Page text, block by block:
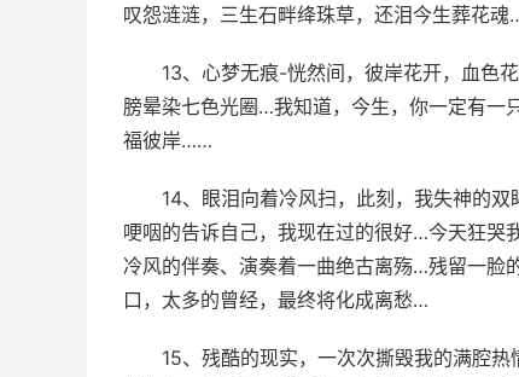
叹怨涟涟，三生石畔绛珠草，还泪今生葬花魂
13、心梦无痕-恍然间，彼岸花开，血色
膀晕染七色光圈…我知道，今生，你一定有一
福彼岸……­
14、眼泪向着冷风扫，此刻，我失神的
哽咽的告诉自己，我现在过的很好…今天狂哭
冷风的伴奏、演奏着一曲绝古离殇…残留一脸
口，太多的曾经，最终将化成离愁…­
15、残酷的现实，一次次撕毁我的满腔